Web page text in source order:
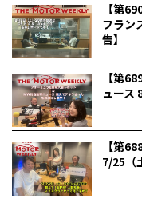
【第
フラン
告】
【第
ュース
【第
7/25（